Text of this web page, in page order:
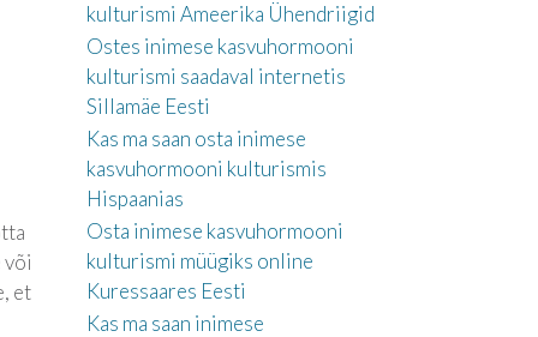
või
et
kulturismi Ameerika Ühendriigid
Ostes inimese kasvuhormooni
kulturismi saadaval internetis
Sillamäe Eesti
Kas ma saan osta inimese
kasvuhormooni kulturismis
Hispaanias
Osta inimese kasvuhormooni
kulturismi müügiks online
Kuressaares Eesti
Kas ma saan inimese